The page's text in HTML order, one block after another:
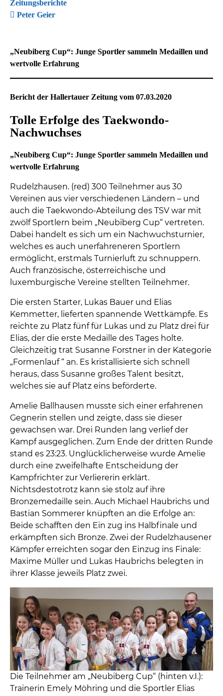
Zeitungsberichte
Peter Geier
„Neubiberg Cup“: Junge Sportler sammeln Medaillen und
wertvolle Erfahrung
Bericht der Hallertauer Zeitung vom 07.03.2020
Tolle Erfolge des Taekwondo-
Nachwuchses
„Neubiberg Cup“: Junge Sportler sammeln Medaillen und
wertvolle Erfahrung
Rudelzhausen. (red) 300 Teilnehmer aus 30
Vereinen aus vier verschiedenen Ländern – und
auch die Taekwondo-Abteilung des TSV war mit
zwölf Sportlern beim „Neubiberg Cup“ vertreten.
Dabei handelt es sich um ein Nachwuchsturnier,
welches es auch unerfahreneren Sportlern
ermöglicht, erstmals Turnierluft zu schnuppern.
Auch französische, österreichische und
luxemburgische Vereine stellten Teilnehmer.
Die ersten Starter, Lukas Bauer und Elias
Kemmetter, lieferten spannende Wettkämpfe. Es
reichte zu Platz fünf für Lukas und zu Platz drei für
Elias, der die erste Medaille des Tages holte.
Gleichzeitig trat Susanne Forstner in der Kategorie
„Formenlauf “ an. Es kristallisierte sich schnell
heraus, dass Susanne großes Talent besitzt,
welches sie auf Platz eins beförderte.
Amelie Ballhausen musste sich einer erfahrenen
Gegnerin stellen und zeigte, dass sie dieser
gewachsen war. Drei Runden lang verlief der
Kampf ausgeglichen. Zum Ende der dritten Runde
stand es 23:23. Unglücklicherweise wurde Amelie
durch eine zweifelhafte Entscheidung der
Kampfrichter zur Verliererin erklärt.
Nichtsdestotrotz kann sie stolz auf ihre
Bronzemedaille sein. Auch Michael Haubrichs und
Bastian Sommerer knüpften an die Erfolge an:
Beide schafften den Ein zug ins Halbfinale und
erkämpften sich Bronze. Zwei der Rudelzhausener
Kämpfer erreichten sogar den Einzug ins Finale:
Maxime Müller und Lukas Haubrichs belegten in
ihrer Klasse jeweils Platz zwei.
Die Teilnehmer am „Neubiberg Cup“ (hinten v.I.):
Trainerin Emely Möhring und die Sportler Elias